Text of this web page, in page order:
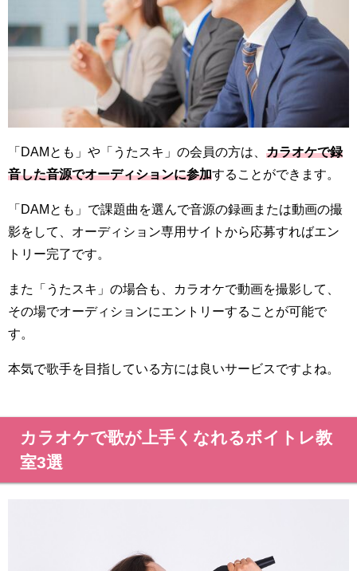
「DAMとも」や「うたスキ」の会員の方は、 カラオケで録
音した音源でオーディションに参加することができます。
「DAMとも」で課題曲を選んで音源の録画または動画の撮
影をして、オーディション専用サイトから応募すればエン
トリー完了です。
また「うたスキ」の場合も、カラオケで動画を撮影して、
その場でオーディションにエントリーすることが可能で
す。
本気で歌手を目指している方には良いサービスですよね。
カラオケで歌が上手くなれるボイトレ教
室3選